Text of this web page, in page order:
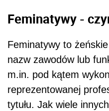
Feminatywy -
Feminatywy to
nazw zawodów lub
m.in. pod kątem
reprezentowanej
tytułu. Jak wiele